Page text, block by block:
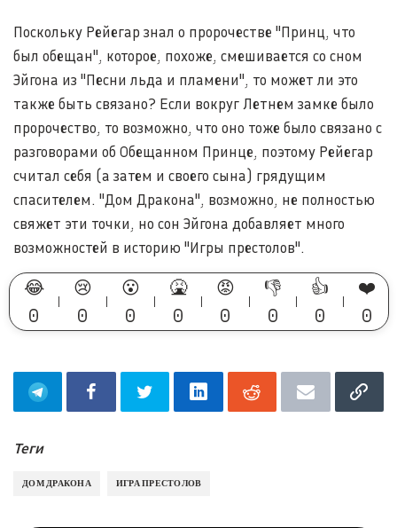
Поскольку Рейегар знал о пророчестве "Принц, что
был обещан", которое, похоже, смешивается со сном
Эйгона из "Песни льда и пламени", то может ли это
также быть связано? Если вокруг Летнем замке было
пророчество, то возможно, что оно тоже было связано с
разговорами об Обещанном Принце, поэтому Рейегар
считал себя (а затем и своего сына) грядущим
спасителем. "Дом Дракона", возможно, не полностью
свяжет эти точки, но сон Эйгона добавляет много
возможностей в историю "Игры престолов".
😂
0
😢
0
😮
0
🤮
0
😡
0
👎
0
👍
0
❤️
0
Теги
ДОМ ДРАКОНА ИГРА ПРЕСТОЛОВ